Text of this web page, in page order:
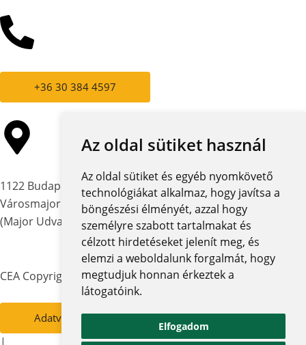
Az oldal sütiket használ
Az oldal sütiket és egyéb nyomkövető
technológiákat alkalmaz, hogy javítsa a
böngészési élményét, azzal hogy
személyre szabott tartalmakat és
célzott hirdetéseket jelenít meg, és
elemzi a weboldalunk forgalmát, hogy
megtudjuk honnan érkeztek a
látogatóink.
Elfogadom
+36 30 384 4597
1122 Budapest,
Városmajor utca 12-14.
(Major Udvar Irodaház)
CEA Copyright © 2026 | Minden jog fenntartva
Adatvédelmi szabályzat és tájékoztatók